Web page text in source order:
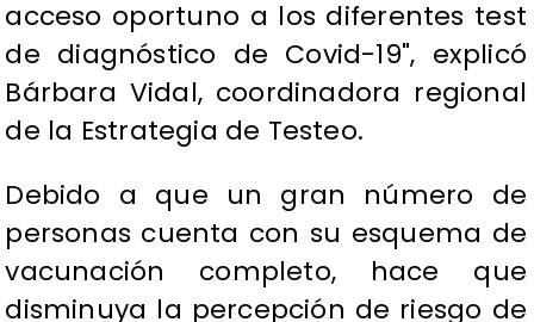
acceso oportuno a los diferentes test
de diagnóstico de Covid-19", explicó
Bárbara Vidal, coordinadora regional
de la Estrategia de Testeo.
Debido a que un gran número de
personas cuenta con su esquema de
vacunación completo, hace que
disminuya la percepción de riesgo de